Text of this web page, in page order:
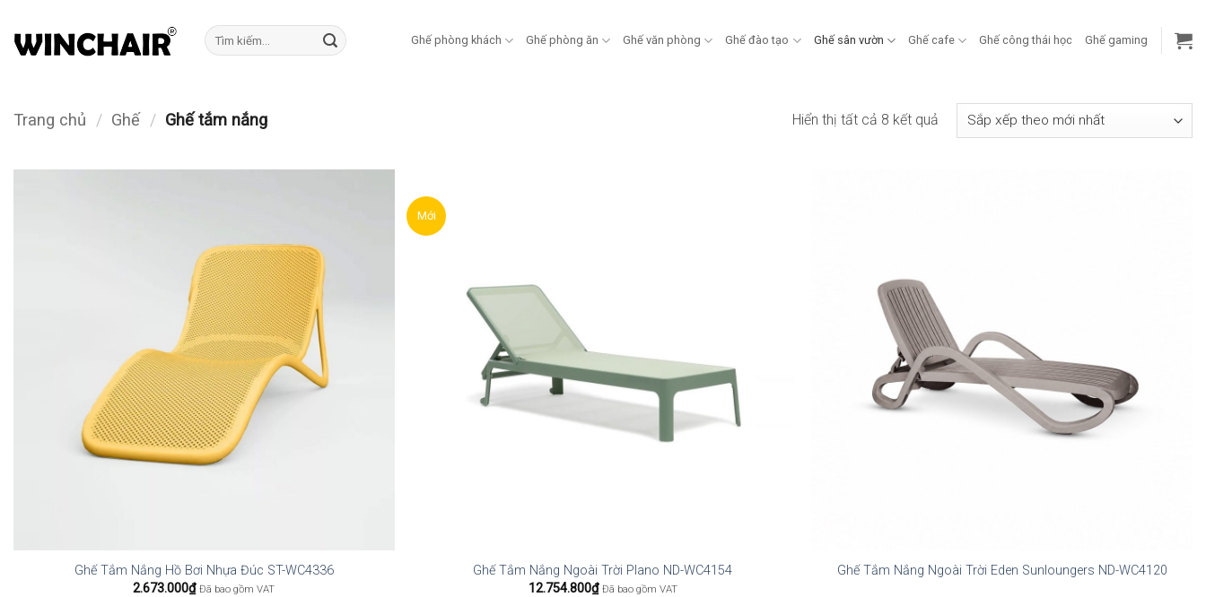
qua
Tìm
kiếm:
Ghế phòng khách Ghế phòng ăn Ghế văn phòng Ghế đào tạo Ghế sân vườn Ghế cafe Ghế công thái học Ghế gaming
Trang chủ / Ghế / Ghế tắm nắng Hiển thị tất cả 8 kết quảĐã
sắp
Ghế Tắm Nắng Hồ Bơi Nhựa Đúc ST-WC4336
2.673.000₫ Đã bao gồm VAT
Mới
Ghế Tắm Nắng Ngoài Trời Plano ND-WC4154
12.754.800₫ Đã bao gồm VAT
Ghế Tắm Nắng Ngoài Trời Eden Sunloungers ND-WC4120